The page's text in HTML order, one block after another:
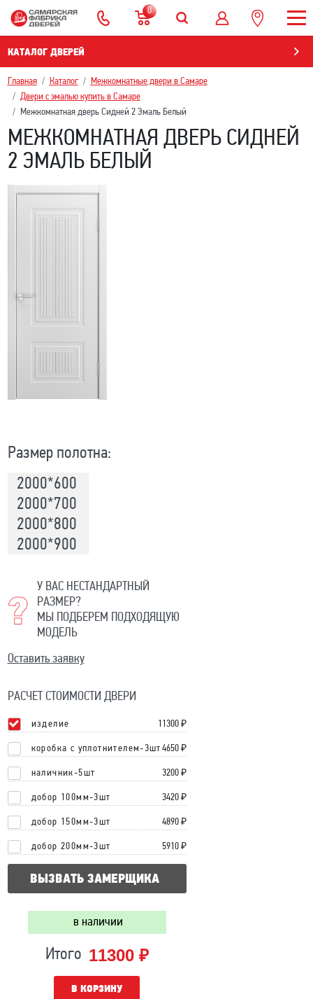
0
КАТАЛОГ ДВЕРЕЙ
Главная Каталог
Межкомнатные двери в Самаре
Двери с эмалью купить в Самаре
Межкомнатная дверь Сидней 2 Эмаль Белый
МЕЖКОМНАТНАЯ ДВЕРЬ СИДНЕЙ
2 ЭМАЛЬ БЕЛЫЙ
Размер полотна:
2000*600
2000*700
2000*800
2000*900
У ВАС НЕСТАНДАРТНЫЙ
РАЗМЕР?
МЫ ПОДБЕРЕМ ПОДХОДЯЩУЮ
МОДЕЛЬ
Оставить заявку
РАСЧЕТ СТОИМОСТИ ДВЕРИ
изделие 11300₽
коробка с уплотнителем-3шт 4650 ₽
наличник-5шт 3200 ₽
добор 100мм-3шт 3420 ₽
добор 150мм-3шт 4890 ₽
добор 200мм-3шт 5910 ₽
ВЫЗВАТЬ ЗАМЕРЩИКА
в наличии
Итого 11300 ₽
В КОРЗИНУ